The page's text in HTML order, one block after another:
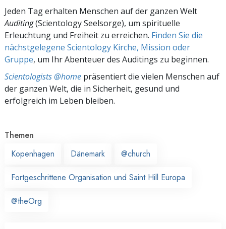
Jeden Tag erhalten Menschen auf der ganzen Welt
Auditing(Scientology Seelsorge), um spirituelle
Erleuchtung und Freiheit zu erreichen. Finden Sie die
nächstgelegene Scientology Kirche, Mission oder
Gruppe, um Ihr Abenteuer des Auditings zu beginnen.
Scientologists @home präsentiert die vielen Menschen auf
der ganzen Welt, die in Sicherheit, gesund und
erfolgreich im Leben bleiben.
Themen
Kopenhagen
Dänemark @church
Fortgeschrittene Organisation und Saint Hill Europa
@theOrg